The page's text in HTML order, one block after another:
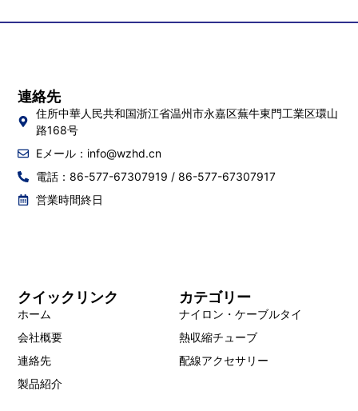
カテゴリー
ナイロン・ケーブルタイ
熱収縮チューブ
配線アクセサリー
クイックリンク
ホーム
会社概要
連絡先
製品紹介
連絡先
住所中華人民共和国浙江省温州市永嘉区蕪牛東門工業区環山
路168号
Eメール： info@wzhd.cn
電話：86-577-67307919 / 86-577-67307917
営業時間終日